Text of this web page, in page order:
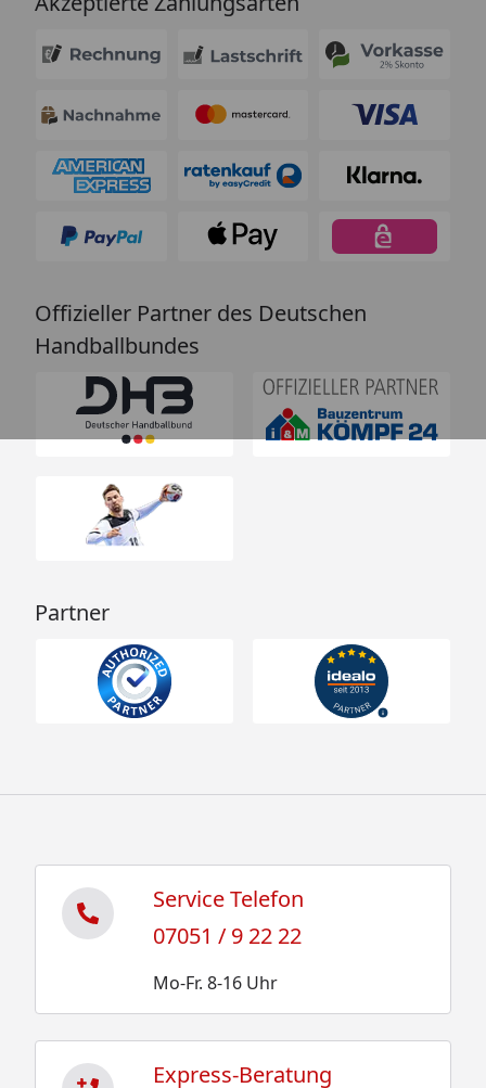
Offizieller Partner des Deutschen
Handballbundes
Partner
Service Telefon
07051 / 9 22 22
Mo-Fr. 8-16 Uhr
Express-Beratung